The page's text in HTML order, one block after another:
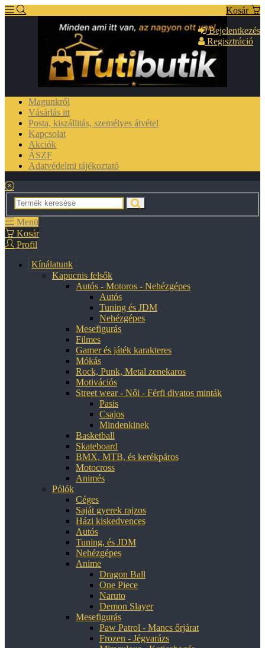
Kosár
Bejelentkezés
Regisztráció
Magunkről
Vásárlás itt
Posta, kiszállitás, személyes átvétel
Kapcsolat
Akciók
ÁSZF
Adatvédelmi tájékoztató
Menü
Kosár
Profil
Kínálatunk
Kapucnis felsők
Autós - Motoros - Nehézgépes
Autós
Tuning és JDM
Nehézgépes
Mesefigurás
Filmes
Gamer és játék karakteres
Mókás
Rock, Punk, Metal zenekaros
Motivációs
Street wear - Női - Férfi divatos minták
Pasis
Csajos
Mindenkinek
Basketball
Skateboard
BMX, MTB, és kerékpáros
Motocross
Animés
Pólók
Céges
Saját gyerek rajzos
Házi kiskedvences
Autós
Tuning, és JDM
Nehézgépes
Anime
Dragon Ball
One Piece
Naruto
Demon Slayer
Mesefigurás
Paw Patrol - Mancs őrjárat
Frozen - Jégvarázs